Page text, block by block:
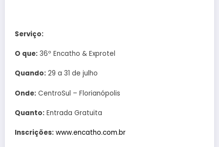
Serviço:
O que: 36º Encatho & Exprotel
Quando: 29 a 31 de julho
Onde: CentroSul – Florianópolis
Quanto: Entrada Gratuita
Inscrições: www.encatho.com.br